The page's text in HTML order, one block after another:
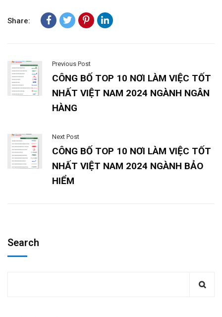
Share:
Previous Post
CÔNG BỐ TOP 10 NƠI LÀM VIỆC TỐT
NHẤT VIỆT NAM 2024 NGÀNH NGÂN
HÀNG
Next Post
CÔNG BỐ TOP 10 NƠI LÀM VIỆC TỐT
NHẤT VIỆT NAM 2024 NGÀNH BẢO
HIỂM
Search